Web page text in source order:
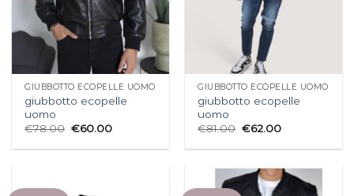
GIUBBOTTO ECOPELLE UOMO
giubbotto ecopelle
uomo
€78.00 €60.00
GIUBBOTTO ECOPELLE UOMO
giubbotto ecopelle
uomo
€81.00 €62.00